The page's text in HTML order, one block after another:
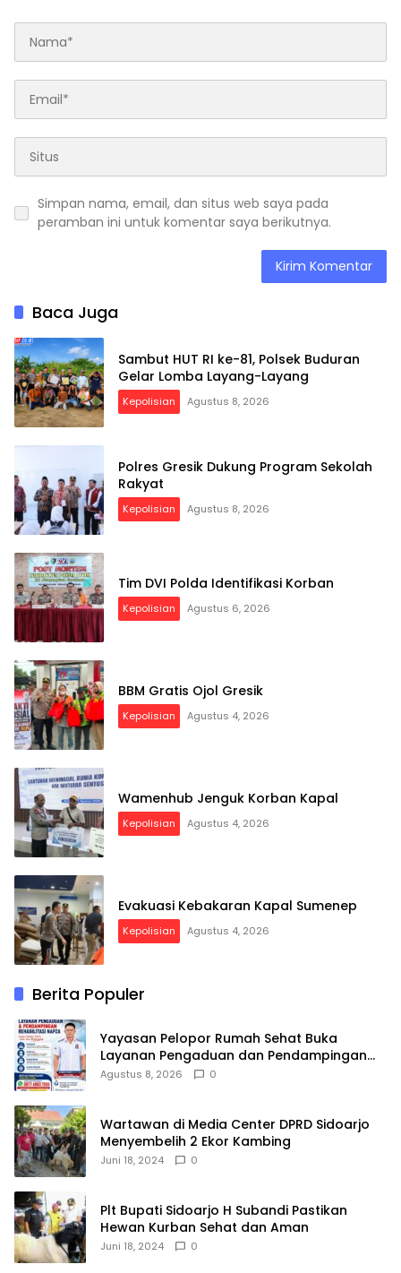
Simpan nama, email, dan situs web saya pada
peramban ini untuk komentar saya berikutnya.
Baca Juga
Sambut HUT RI ke-81, Polsek Buduran
Gelar Lomba Layang-Layang
Kepolisian Agustus 8, 2026
Polres Gresik Dukung Program Sekolah
Rakyat
Kepolisian Agustus 8, 2026
Tim DVI Polda Identifikasi Korban
Kepolisian Agustus 6, 2026
BBM Gratis Ojol Gresik
Kepolisian Agustus 4, 2026
Wamenhub Jenguk Korban Kapal
Kepolisian Agustus 4, 2026
Evakuasi Kebakaran Kapal Sumenep
Kepolisian Agustus 4, 2026
Berita Populer
Yayasan Pelopor Rumah Sehat Buka
Layanan Pengaduan dan Pendampingan
Rehabilitasi NAPZA 24 Jam
Agustus 8, 2026 0
Wartawan di Media Center DPRD Sidoarjo
Menyembelih 2 Ekor Kambing
Juni 18, 2024 0
Plt Bupati Sidoarjo H Subandi Pastikan
Hewan Kurban Sehat dan Aman
Juni 18, 2024 0